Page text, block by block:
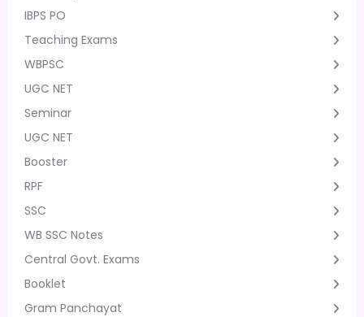
IBPS PO
Teaching Exams
WBPSC
UGC NET
Seminar
UGC NET
Booster
RPF
SSC
WB SSC Notes
Central Govt. Exams
Booklet
Gram Panchayat